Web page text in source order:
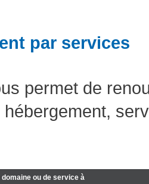
par services
permet de
domaine ou de service à